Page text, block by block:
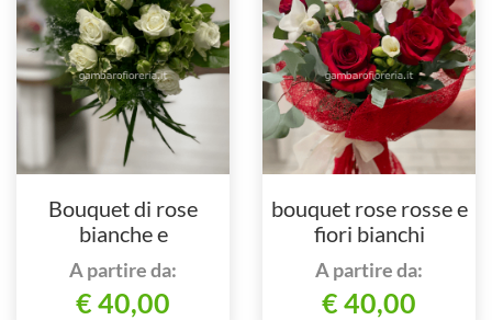
Bouquet di rose
bianche e
complementi
A partire da:
€ 40,00
bouquet rose rosse e
fiori bianchi
A partire da:
€ 40,00